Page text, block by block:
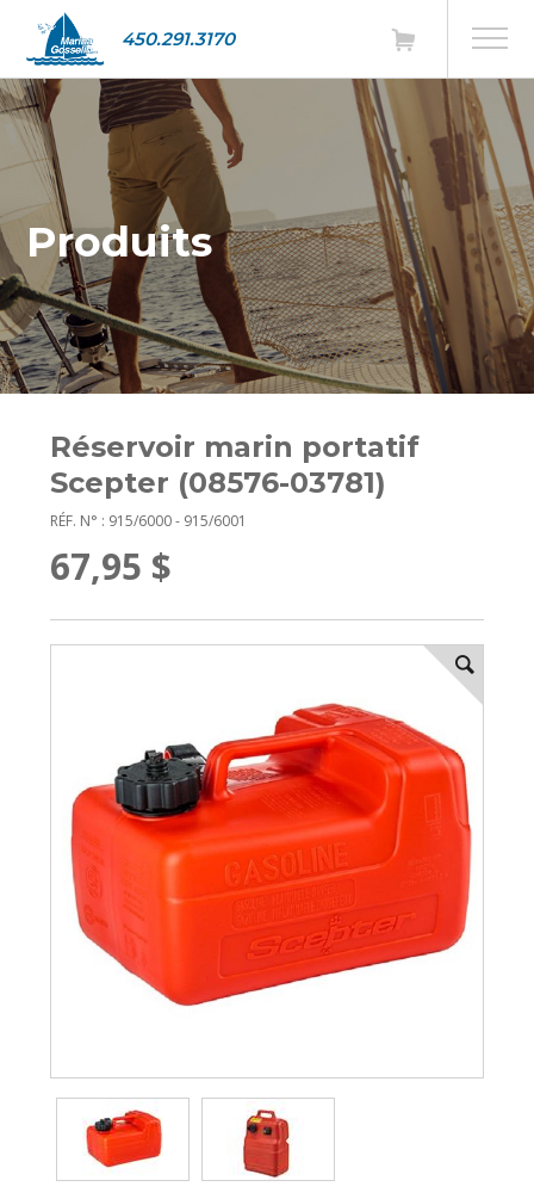
450.291.3170
Produits
Réservoir marin portatif
Scepter (08576-03781)
RÉF. N° : 915/6000 - 915/6001
67,95 $